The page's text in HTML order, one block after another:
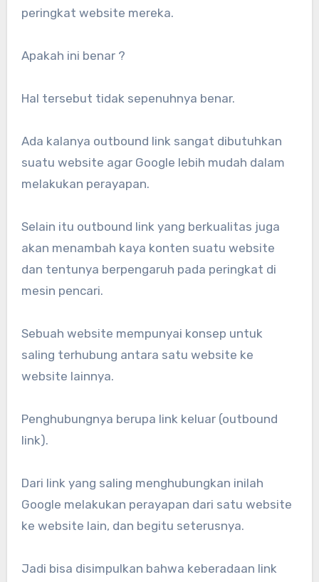
peringkat website mereka.
Apakah ini benar ?
Hal tersebut tidak sepenuhnya benar.
Ada kalanya outbound link sangat dibutuhkan
suatu website agar Google lebih mudah dalam
melakukan perayapan.
Selain itu outbound link yang berkualitas juga
akan menambah kaya konten suatu website
dan tentunya berpengaruh pada peringkat di
mesin pencari.
Sebuah website mempunyai konsep untuk
saling terhubung antara satu website ke
website lainnya.
Penghubungnya berupa link keluar (outbound
link).
Dari link yang saling menghubungkan inilah
Google melakukan perayapan dari satu website
ke website lain, dan begitu seterusnya.
Jadi bisa disimpulkan bahwa keberadaan link